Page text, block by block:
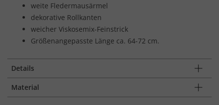
weite Fledermausärmel
dekorative Rollkanten
weicher Viskosemix-Feinstrick
Größenangepasste Länge ca. 64-72 cm.
Details
Material